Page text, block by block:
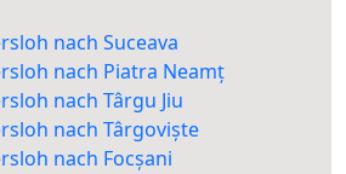
nach Suceava
nach Piatra Neamț
nach Târgu Jiu
nach Târgoviște
nach Focșani